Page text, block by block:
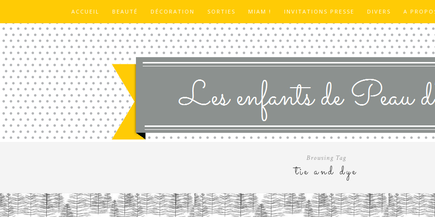
ACCUEIL BEAUTÉ DÉCORATION SORTIES MIAM ! INVITATIONS PRESSE DIVERS A
Browsing Tag
tie and dye